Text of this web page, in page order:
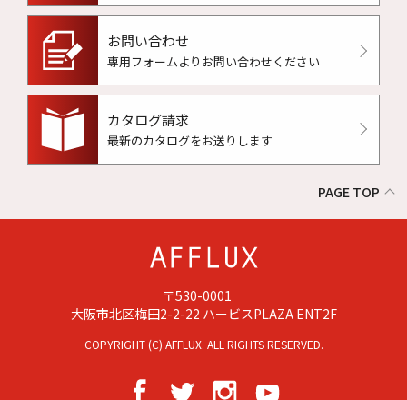
お問い合わせ
専用フォームよりお問い合わせください
カタログ請求
最新のカタログをお送りします
PAGE TOP
〒530-0001
大阪市北区梅田2-2-22 ハービスPLAZA ENT2F
COPYRIGHT (C) AFFLUX. ALL RIGHTS RESERVED.